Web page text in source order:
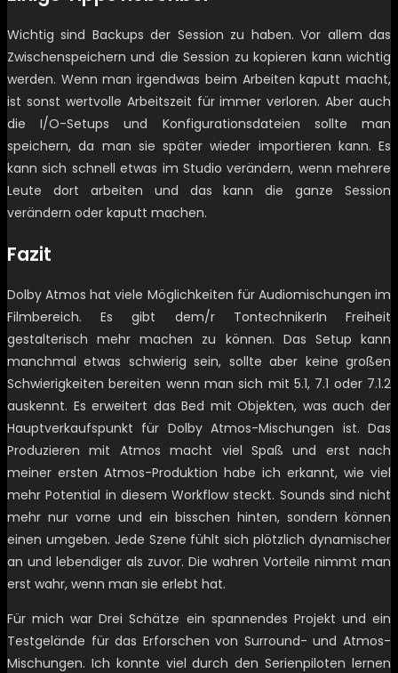
Wichtig sind Backups der Session zu haben. Vor allem das
Zwischenspeichern und die Session zu kopieren kann wichtig
werden. Wenn man irgendwas beim Arbeiten kaputt macht,
ist sonst wertvolle Arbeitszeit für immer verloren. Aber auch
die I/O-Setups und Konfigurationsdateien sollte man
speichern, da man sie später wieder importieren kann. Es
kann sich schnell etwas im Studio verändern, wenn mehrere
Leute dort arbeiten und das kann die ganze Session
verändern oder kaputt machen.
Fazit
Dolby Atmos hat viele Möglichkeiten für Audiomischungen im
Filmbereich. Es gibt dem/r TontechnikerIn Freiheit
gestalterisch mehr machen zu können. Das Setup kann
manchmal etwas schwierig sein, sollte aber keine großen
Schwierigkeiten bereiten wenn man sich mit 5.1, 7.1 oder 7.1.2
auskennt. Es erweitert das Bed mit Objekten, was auch der
Hauptverkaufspunkt für Dolby Atmos-Mischungen ist. Das
Produzieren mit Atmos macht viel Spaß und erst nach
meiner ersten Atmos-Produktion habe ich erkannt, wie viel
mehr Potential in diesem Workflow steckt. Sounds sind nicht
mehr nur vorne und ein bisschen hinten, sondern können
einen umgeben. Jede Szene fühlt sich plötzlich dynamischer
an und lebendiger als zuvor. Die wahren Vorteile nimmt man
erst wahr, wenn man sie erlebt hat.
Für mich war Drei Schätze ein spannendes Projekt und ein
Testgelände für das Erforschen von Surround- und Atmos-
Mischungen. Ich konnte viel durch den Serienpiloten lernen